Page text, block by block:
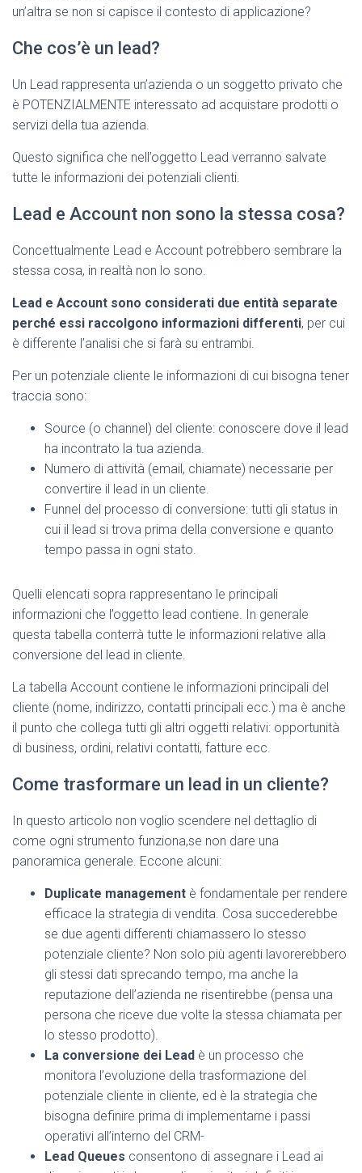
un’altra se non si capisce il contesto di applicazione?
Che cos’è un lead?
Un Lead rappresenta un’azienda o un soggetto privato che
è POTENZIALMENTE interessato ad acquistare prodotti o
servizi della tua azienda.
Questo significa che nell’oggetto Lead verranno salvate
tutte le informazioni dei potenziali clienti.
Lead e Account non sono la stessa cosa?
Concettualmente Lead e Account potrebbero sembrare la
stessa cosa, in realtà non lo sono.
Lead e Account sono considerati due entità separate
perché essi raccolgono informazioni differenti, per cui
è differente l’analisi che si farà su entrambi.
Per un potenziale cliente le informazioni di cui bisogna tener
traccia sono:
Source (o channel) del cliente: conoscere dove il lead
ha incontrato la tua azienda.
Numero di attività (email, chiamate) necessarie per
convertire il lead in un cliente.
Funnel del processo di conversione: tutti gli status in
cui il lead si trova prima della conversione e quanto
tempo passa in ogni stato.
Quelli elencati sopra rappresentano le principali
informazioni che l’oggetto lead contiene. In generale
questa tabella conterrà tutte le informazioni relative alla
conversione del lead in cliente.
La tabella Account contiene le informazioni principali del
cliente (nome, indirizzo, contatti principali ecc.) ma è anche
il punto che collega tutti gli altri oggetti relativi: opportunità
di business, ordini, relativi contatti, fatture ecc.
Come trasformare un lead in un cliente?
In questo articolo non voglio scendere nel dettaglio di
come ogni strumento funziona,se non dare una
panoramica generale. Eccone alcuni:
Duplicate management è fondamentale per rendere
efficace la strategia di vendita. Cosa succederebbe
se due agenti differenti chiamassero lo stesso
potenziale cliente? Non solo più agenti lavorerebbero
gli stessi dati sprecando tempo, ma anche la
reputazione dell’azienda ne risentirebbe (pensa una
persona che riceve due volte la stessa chiamata per
lo stesso prodotto).
La conversione dei Lead è un processo che
monitora l’evoluzione della trasformazione del
potenziale cliente in cliente, ed è la strategia che
bisogna definire prima di implementarne i passi
operativi all’interno del CRM-
Lead Queues consentono di assegnare i Lead ai